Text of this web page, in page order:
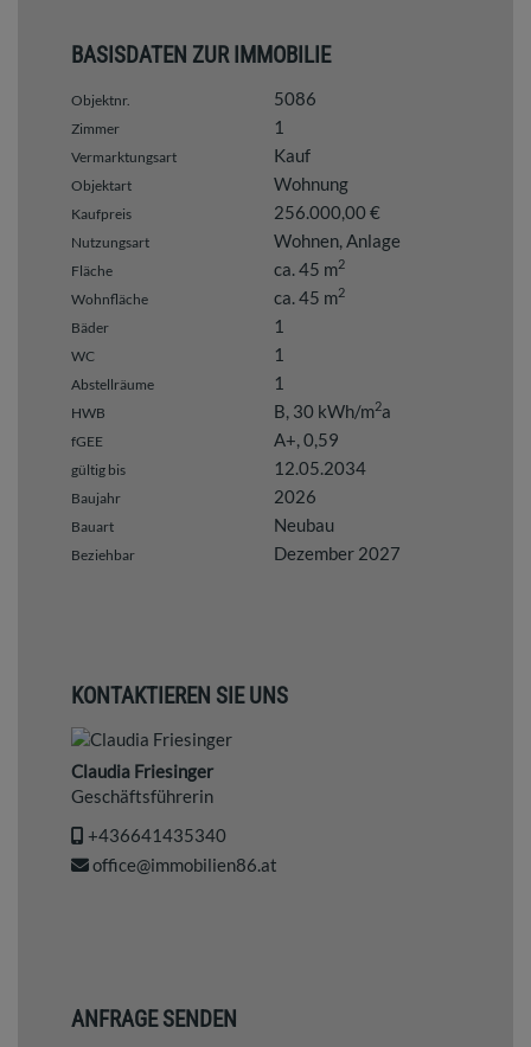
BASISDATEN ZUR IMMOBILIE
Objektnr. 5086
Zimmer 1
Vermarktungsart Kauf
Objektart Wohnung
Kaufpreis 256.000,00 €
Nutzungsart Wohnen Anlage
Fläche ca. 45 m2
Wohnfläche ca. 45 m2
Bäder 1
WC 1
Abstellräume 1
HWB B, 30 kWh/m2a
fGEE A+, 0,59
gültig bis 12.05.2034
Baujahr 2026
Bauart Neubau
Beziehbar Dezember 2027
KONTAKTIEREN SIE UNS
Claudia Friesinger
Geschäftsführerin
+436641435340
office@immobilien86.at
ANFRAGE SENDEN